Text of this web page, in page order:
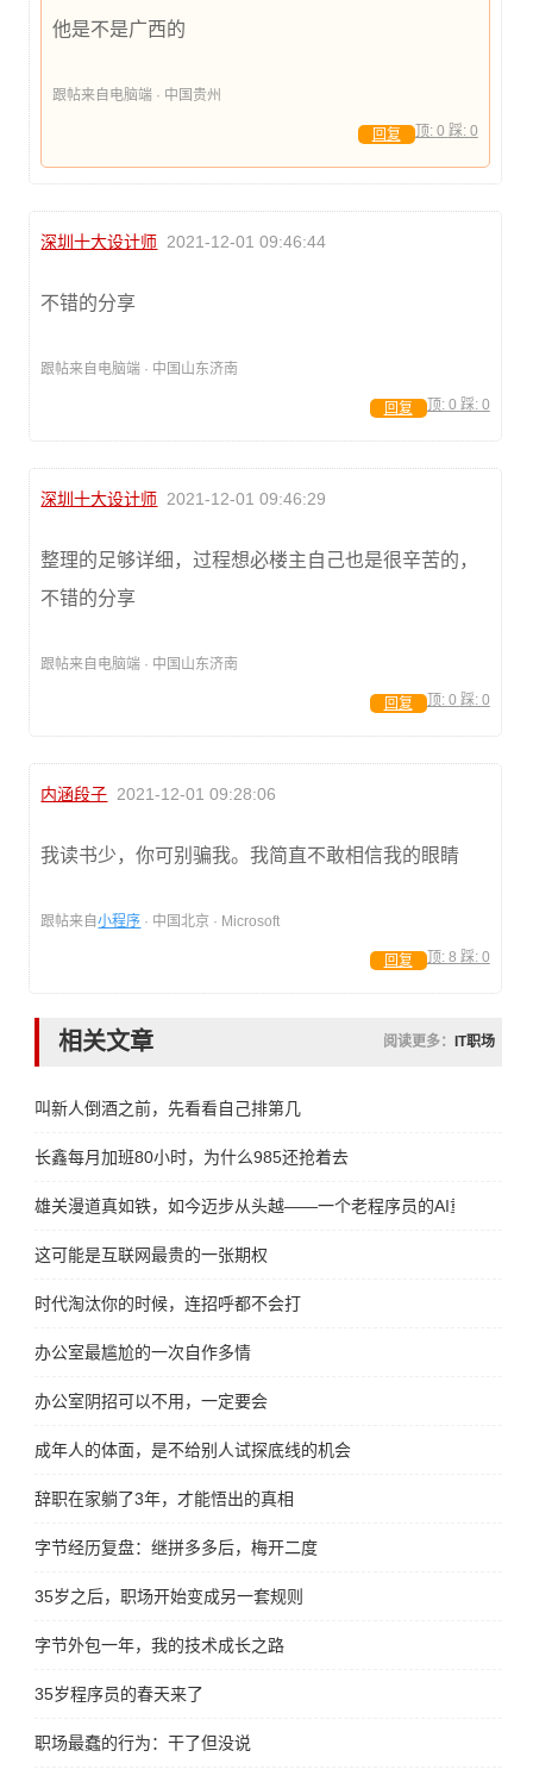
他是不是广西的
跟帖来自电脑端 · 中国贵州
顶: 0 踩: 0
回复
深圳十大设计师 2021-12-01 09:46:44
不错的分享
跟帖来自电脑端 · 中国山东济南
顶: 0 踩: 0
回复
深圳十大设计师 2021-12-01 09:46:29
整理的足够详细，过程想必楼主自己也是很辛苦的，
不错的分享
跟帖来自电脑端 · 中国山东济南
顶: 0 踩: 0
回复
内涵段子 2021-12-01 09:28:06
我读书少，你可别骗我。我简直不敢相信我的眼睛
跟帖来自小程序 · 中国北京 · Microsoft
顶: 8 踩: 0
回复
相关文章 阅读更多： IT职场
叫新人倒酒之前，先看看自己排第几
长鑫每月加班80小时，为什么985还抢着去
雄关漫道真如铁，如今迈步从头越——一个老程序员的AI重生宣言
这可能是互联网最贵的一张期权
时代淘汰你的时候，连招呼都不会打
办公室最尴尬的一次自作多情
办公室阴招可以不用，一定要会
成年人的体面，是不给别人试探底线的机会
辞职在家躺了3年，才能悟出的真相
字节经历复盘：继拼多多后，梅开二度
35岁之后，职场开始变成另一套规则
字节外包一年，我的技术成长之路
35岁程序员的春天来了
职场最蠢的行为：干了但没说